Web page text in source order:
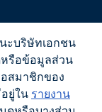
ะบริษัทเอกชน
หรือข้อมูลส่วน
สมาชิกของ
ยู่ใน รายงาน